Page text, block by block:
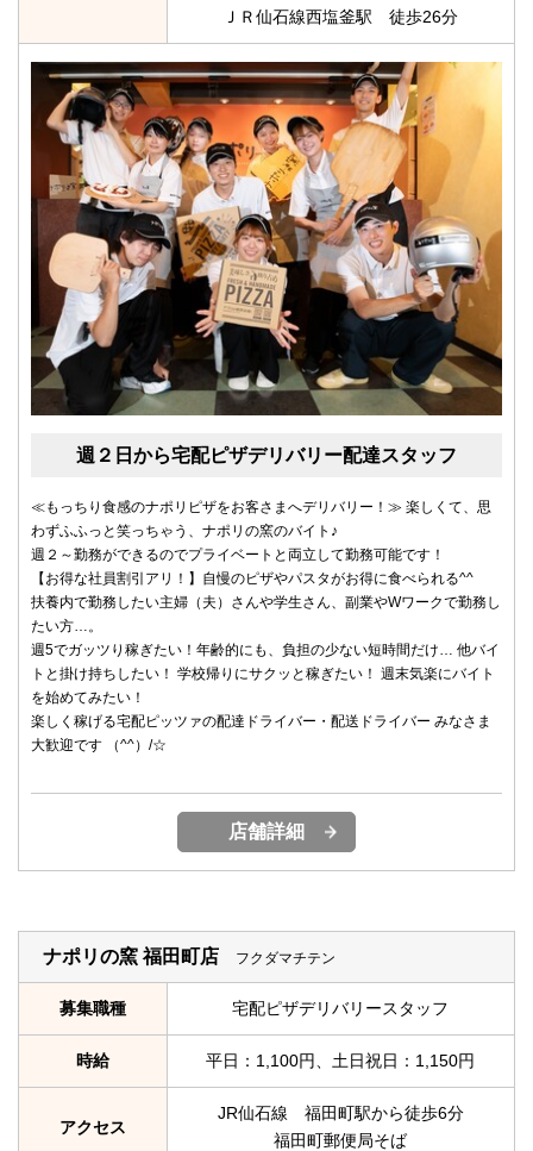
ＪＲ仙石線西塩釜駅 徒歩26分
週２日から宅配ピザデリバリー配達スタッフ
≪もっちり食感のナポリピザをお客さまへデリバリー！≫ 楽しくて、思
わずふふっと笑っちゃう、ナポリの窯のバイト♪
週２～勤務ができるのでプライベートと両立して勤務可能です！
【お得な社員割引アリ！】自慢のピザやパスタがお得に食べられる^^
扶養内で勤務したい主婦（夫）さんや学生さん、副業やWワークで勤務し
たい方…。
週5でガッツり稼ぎたい！年齢的にも、負担の少ない短時間だけ… 他バイ
トと掛け持ちしたい！ 学校帰りにサクッと稼ぎたい！ 週末気楽にバイト
を始めてみたい！
楽しく稼げる宅配ピッツァの配達ドライバー・配送ドライバー みなさま
大歓迎です （^^）/☆
店舗詳細
ナポリの窯 福田町店 フクダマチテン
募集職種 宅配ピザデリバリースタッフ
時給 平日：1,100円、土日祝日：1,150円
アクセス
JR仙石線 福田町駅から徒歩6分
福田町郵便局そば